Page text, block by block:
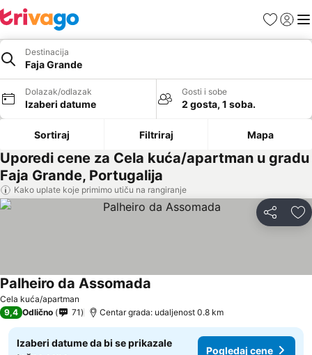
FavoritiPrijavi
Destinacija
Faja Grande
Dolazak/odlazak
Izaberi datume
Gosti i sobe
2 gosta, 1 soba.
Sortiraj Filtriraj Mapa
Uporedi cene za Cela kuća/apartman u gradu
Faja Grande, Portugalija
Kako uplate koje primimo utiču na rangiranje
Deli
Cela kuća/apartman
Palheiro da Assomada
9,4 Odlično 71 Centar grada: udaljenost 0.8 km
Izaberi datume da bi se prikazale
Pogledaj cene